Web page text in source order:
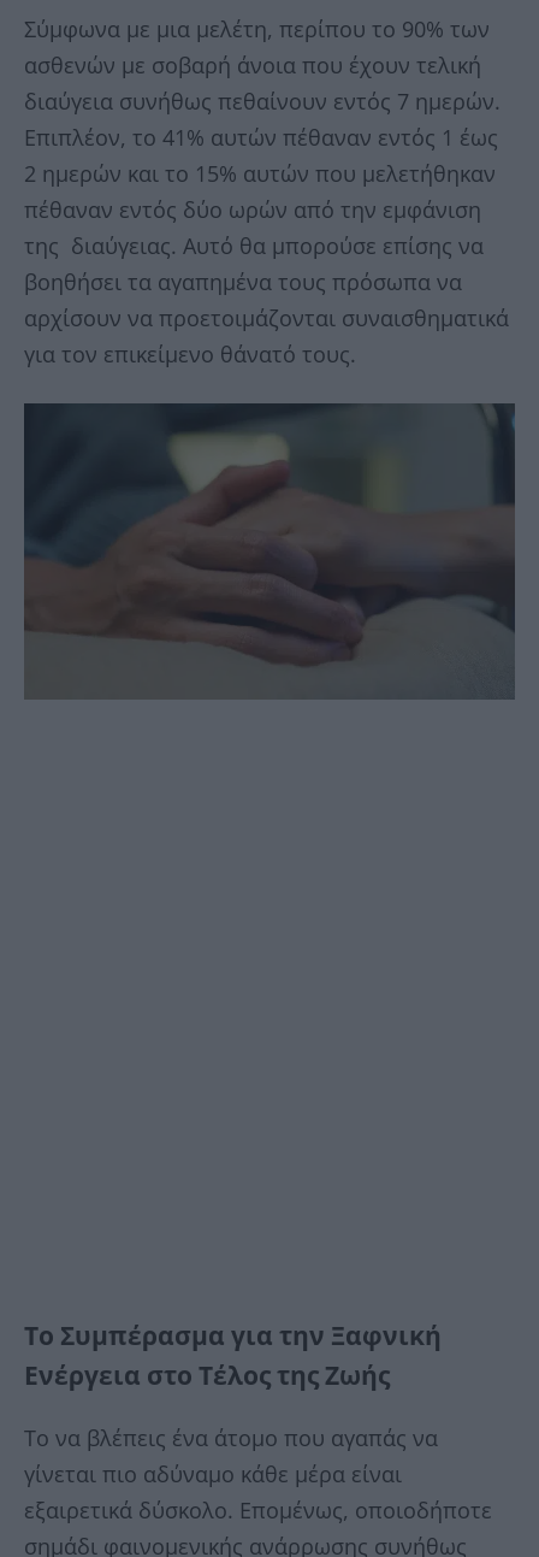
Σύμφωνα με μια μελέτη, περίπου το 90% των
ασθενών με σοβαρή άνοια που έχουν τελική
διαύγεια συνήθως πεθαίνουν εντός 7 ημερών.
Επιπλέον, το 41% ​​αυτών πέθαναν εντός 1 έως
2 ημερών και το 15% αυτών που μελετήθηκαν
πέθαναν εντός δύο ωρών από την εμφάνιση
της διαύγειας. Αυτό θα μπορούσε επίσης να
βοηθήσει τα αγαπημένα τους πρόσωπα να
αρχίσουν να προετοιμάζονται συναισθηματικά
για τον επικείμενο θάνατό τους.
Το Συμπέρασμα για την Ξαφνική
Ενέργεια στο Τέλος της Ζωής
Το να βλέπεις ένα άτομο που αγαπάς να
γίνεται πιο αδύναμο κάθε μέρα είναι
εξαιρετικά δύσκολο. Επομένως, οποιοδήποτε
σημάδι φαινομενικής ανάρρωσης συνήθως